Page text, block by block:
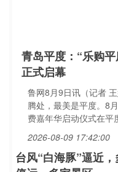
青岛平度：“乐购
正式启幕
鲁网8月9日讯（记者
腾处，最美是平度。8
费嘉年华启动仪式在
2026-08-09 17:42:00
台风“白海豚”逼近